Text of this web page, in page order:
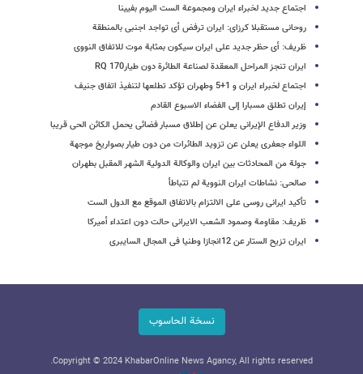
اجتماع جدید لخبراء ایران ومجموعة الست الیوم بفیینا
روحانی مستقبلا کرزای: ایران ترفض أی تواجد اجنبی بالمنطقة
ظریف: أی حظر جدید على ایران سیکون بمثابة موت للاتفاق النووی
ایران تنجز المراحل المعقدة لصناعة الطائرة دون طیار170 RQ
اجتماع لخبراء ایران و 1+5 وطهران تؤکد تطلعها لتنفیذ اتفاق جنیف
إیران تطلق مسبارا إلى الفضاء الاسبوع القادم
وزیر الدفاع الإیرانی یعلن عن إطلاق مسبار فضائی یحمل الکائن الحی قریبا
اللواء جعفری یعلن عن تزوید الطائرات من دون طیار بصواریخ موجهة
جولة من المحادثات بین ایران والوکالة الدولیة الشهر المقبل بطهران
صالحی: نشاطات ایران النوویة لم تتباطأ
تأکید ایرانی روسی على الالتزام بالاتفاق الموقع مع الدول الست
ظریف: مقاومة وصمود الشعب الایرانی حالت دون اعتداء أمیرکا
ایران تزیح الستار عن 12انجازا وطنیا فی المجال السایبری
نسخة الحاسوب
Copyright © 2024 KhabarOnline News Agancy, All rights reserved.